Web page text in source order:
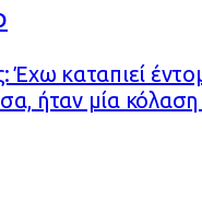
Έχω καταπιεί
ήταν μία κόλαση